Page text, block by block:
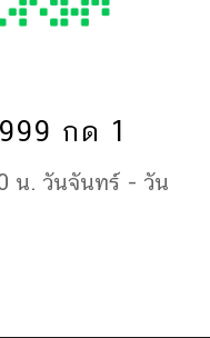
กด 1
น. วันจันทร์ - วัน